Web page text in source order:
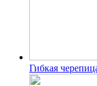
Гибкая